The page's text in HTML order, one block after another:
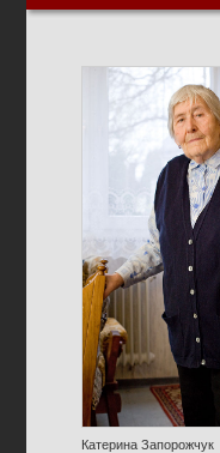
Катерина Запорожчук